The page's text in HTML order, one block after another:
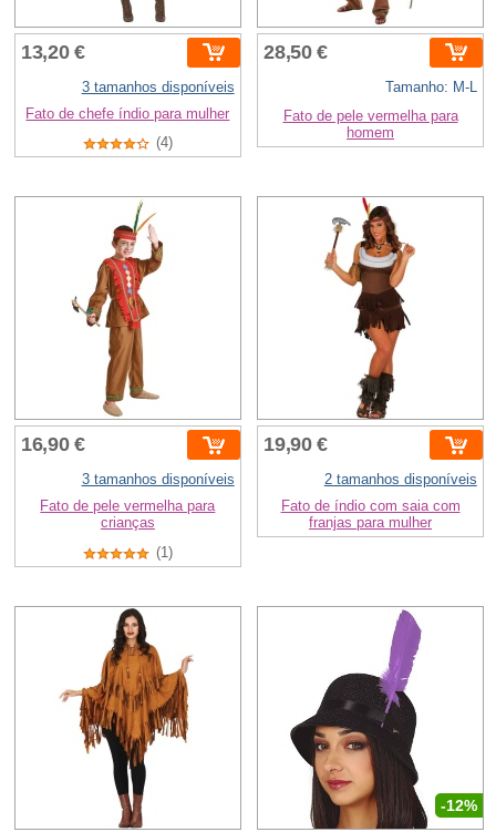
13,20 €
3 tamanhos disponíveis
Fato de chefe índio para mulher
(4)
28,50 €
Tamanho: M-L
Fato de pele vermelha para
homem
16,90 €
3 tamanhos disponíveis
Fato de pele vermelha para
crianças
(1)
19,90 €
2 tamanhos disponíveis
Fato de índio com saia com
franjas para mulher
-12%